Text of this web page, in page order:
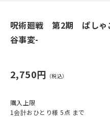
呪術廻戦 第2期 ぱしゃ
谷事変-
2,750円
購入上限
1会計おひとり様 5点 まで